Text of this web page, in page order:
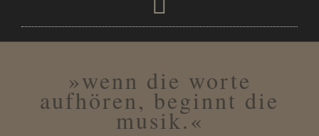
Toggle
Navigation
der ich
meine bands
discography
»wenn die worte
aufhören, beginnt die
musik.«